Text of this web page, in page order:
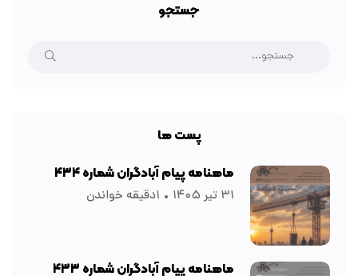
جستجو
پست ها
ماهنامه پیام آبادگران شماره ۴۳۴
۳۱ تیر ۱۴۰۵ ۱دقیقه خواندن
ماهنامه پیام آبادگران شماره ۴۳۳